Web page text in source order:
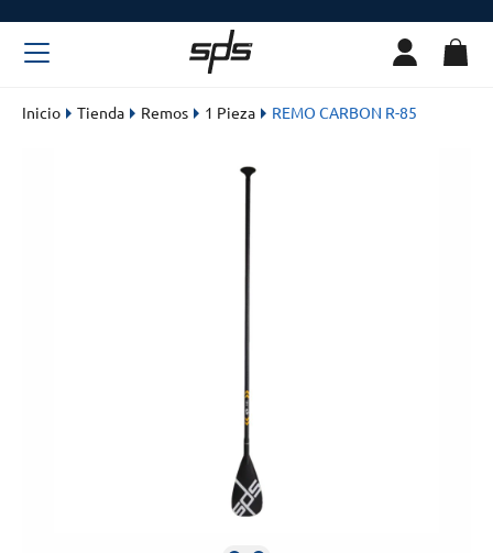
Inicio Tienda Remos 1 Pieza REMO CARBON R-85